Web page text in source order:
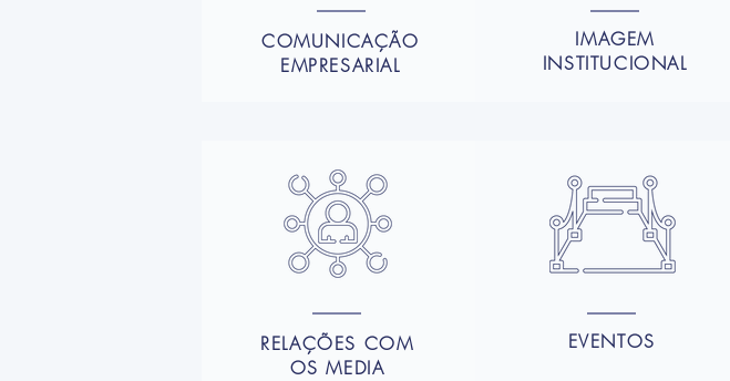
COMUNICAÇÃO
EMPRESARIAL
IMAGEM
INSTITUCIONAL
RELAÇÕES COM
OS MEDIA
EVENTOS